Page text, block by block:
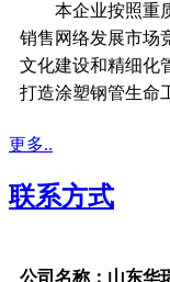
本企业按照重质
销售网络发展市场
文化建设和精细化
打造涂塑钢管生命
更多..
联系方式
公司名称：山东华